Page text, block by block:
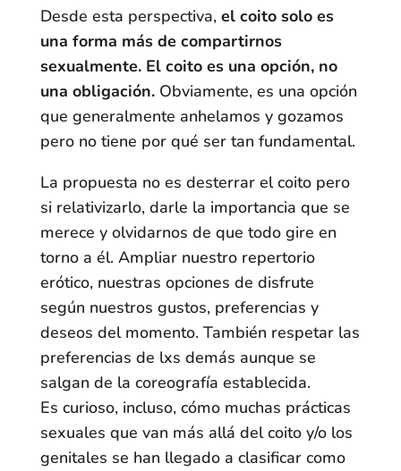
Desde esta perspectiva, el coito solo es
una forma más de compartirnos
sexualmente. El coito es una opción, no
una obligación.Obviamente, es una opción
que generalmente anhelamos y gozamos
pero no tiene por qué ser tan fundamental.
La propuesta no es desterrar el coito pero
si relativizarlo, darle la importancia que se
merece y olvidarnos de que todo gire en
torno a él. Ampliar nuestro repertorio
erótico, nuestras opciones de disfrute
según nuestros gustos, preferencias y
deseos del momento. También respetar las
preferencias de lxs demás aunque se
salgan de la coreografía establecida.
Es curioso, incluso, cómo muchas prácticas
sexuales que van más allá del coito y/o los
genitales se han llegado a clasificar como